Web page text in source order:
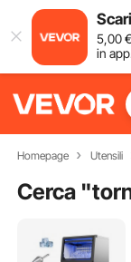
5,00€
in
Homepage Utensili
Cerca "